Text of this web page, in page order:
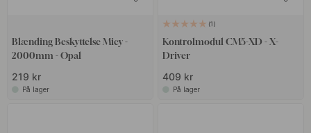
Blænding Beskyttelse Micy -
2000mm - Opal
219 kr
På lager
1
Kontrolmodul CM5-XD - X-
Driver
409 kr
På lager